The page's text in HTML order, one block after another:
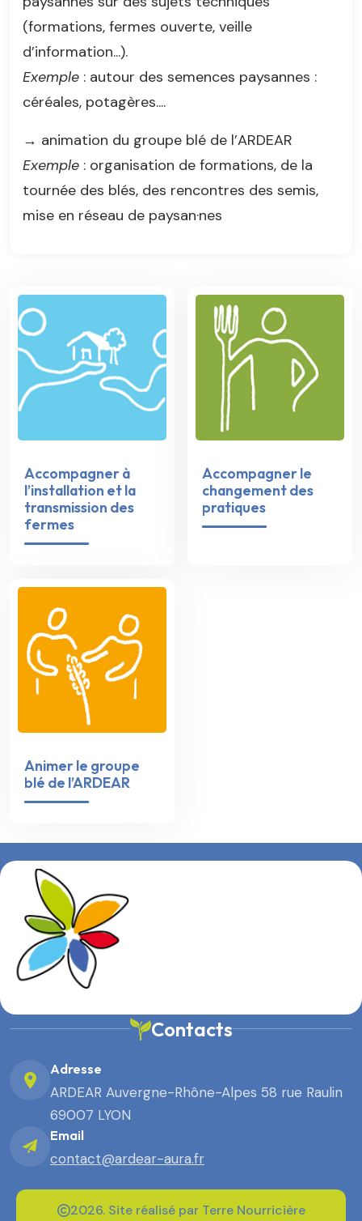
(formations, fermes ouverte, veille
d’information...).
Exemple : autour des semences paysannes :
céréales, potagères....
→ animation du groupe blé de l’ARDEAR
Exemple : organisation de formations, de la
tournée des blés, des rencontres des semis,
mise en réseau de paysan·nes
Accompagner à
l’installation et la
transmission des
fermes
Accompagner le
changement des
pratiques
Animer le groupe
blé de l’ARDEAR
Contacts
Adresse
ARDEAR Auvergne-Rhône-Alpes 58 rue Raulin
69007 LYON
Email
contact@ardear-aura.fr
2026. Site réalisé par Terre Nourricière